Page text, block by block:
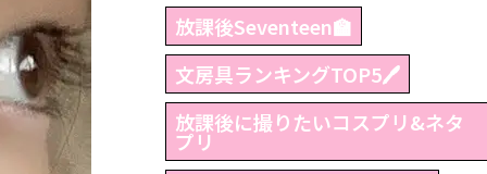
放課後Seventeen🏫
文房具ランキングTOP5🖊
放課後に撮りたいコスプリ&ネタ
プリ